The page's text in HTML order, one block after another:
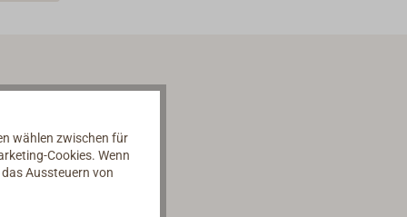
wählen zwischen für
Cookies. Wenn
Aussteuern von